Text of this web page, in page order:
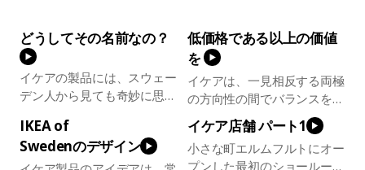
どうしてその名前なの？
イケアの製品には、スウェー
デン人から見ても奇妙に思え
中ほとんどの地域で、謎の名
前だと思われているでしょ
う。でも……楽しそう！なぜ
低価格である以上の価値
を
イケアは、一見相反する両極
の方向性の間でバランスをと
っています。セールスマシン
であるべきか、それともイン
スピレーションに重きを置く
IKEA of
Swedenのデザイン
イケア店舗パート1
小さな町エルムフルトにオー
プンした最初のショールーム